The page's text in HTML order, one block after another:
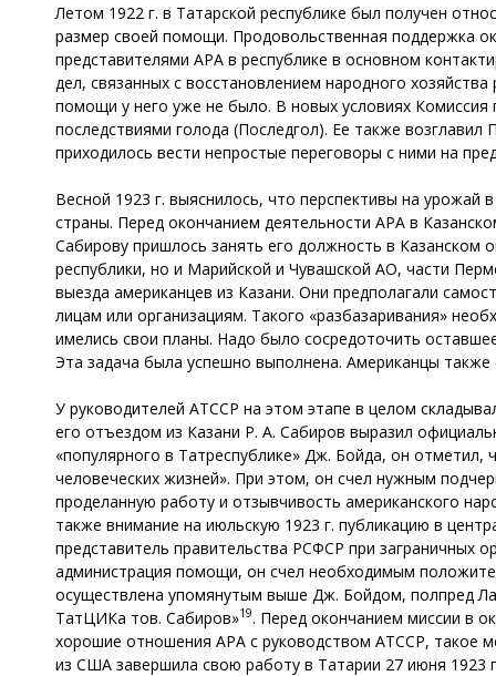
Летом 1922 г. в Татарской республике был получен
размер своей помощи. Продовольственная поддержка
представителями АРА в республике в основном
дел, связанных с восстановлением народного
помощи у него уже не было. В новых условиях
последствиями голода (Последгол). Ее также
приходилось вести непростые переговоры с ними на
Весной 1923 г. выяснилось, что перспективы на
страны. Перед окончанием деятельности АРА в
Сабирову пришлось занять его должность в Казанском
республики, но и Марийской и Чувашской АО, части
выезда американцев из Казани. Они предполагали
лицам или организациям. Такого «разбазаривания»
имелись свои планы. Надо было сосредоточить
Эта задача была успешно выполнена. Американцы
У руководителей АТССР на этом этапе в целом
его отъездом из Казани Р. А. Сабиров выразил
«популярного в Татреспублике» Дж. Бойда, он
человеческих жизней». При этом, он счел нужным
проделанную работу и отзывчивость американского
также внимание на июльскую 1923 г. публикацию в
представитель правительства РСФСР при заграничных
администрация помощи, он счел необходимым
осуществлена упомянутым выше Дж. Бойдом, полпред
ТатЦИКа тов. Сабиров»19. Перед окончанием миссии в
хорошие отношения АРА с руководством АТССР, такое
из США завершила свою работу в Татарии 27 июня 1923